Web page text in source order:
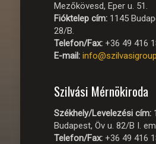
Mezőkövesd, Eper u. 51.
Fióktelep cím:1145
28/B.
Telefon/Fax:+36 49 416
E-mail:
Szilvási Mérnökiroda
Székhely/Levelezési cím:
Budapest, Öv u. 82/B I.
Telefon/Fax:+36 49 416